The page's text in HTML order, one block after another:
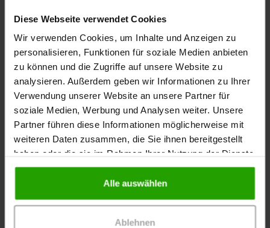
Diese Webseite verwendet Cookies
Wir verwenden Cookies, um Inhalte und Anzeigen zu
personalisieren, Funktionen für soziale Medien anbieten
zu können und die Zugriffe auf unsere Website zu
analysieren. Außerdem geben wir Informationen zu Ihrer
Verwendung unserer Website an unsere Partner für
soziale Medien, Werbung und Analysen weiter. Unsere
Partner führen diese Informationen möglicherweise mit
weiteren Daten zusammen, die Sie ihnen bereitgestellt
haben oder die sie im Rahmen Ihrer Nutzung der Dienste
gesammelt haben.
Alle auswählen
Ablehnen
Aktueller Hinweis: Arzneimittelfälschungen im
Urlaub
Die Weltgesundheitsorganisation (WHO) schätzt,
dass in manchen Ländern mehr als jedes zehnte
Medikament gefälscht ist oder nicht den
deutschen…